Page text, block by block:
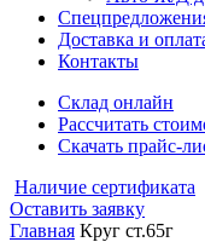
Доставка и
Контакты
Склад онлайн
Рассчитать
Скачать прайс-
Наличие сертификата
Оставить заявку
Главная Круг ст.65г